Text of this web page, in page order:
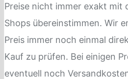
Preise nicht immer exakt mit
Shops übereinstimmen. Wir
Preis immer noch einmal
Kauf zu prüfen. Bei einigen
eventuell noch